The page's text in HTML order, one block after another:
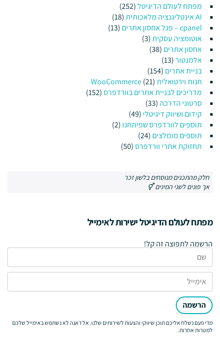
מפתח לעולם הדיגיטל(252)
AI אינטליגנציה מלאכותית
(18)
cpanel – פנל אחסון אתרים
(13)
אוטומציה עסקית(3)
אחסון אתרים(38)
אלמנטור(13)
בניית אתרים(154)
חנות וירטואלית WooCommerce(21)
מדריכים לבניית אתרים בוורדפרס(152)
סרטוני הדרכה(33)
קידום ושיווק דיגיטלי(49)
תוספים לוורדפרס שפיתחנו(2)
תוספים מומלצים(24)
תחזוקת אתרי וורדפרס(50)
חלק מהתכנים מנוסחים בלשון זכר
אך פונים לשני המינים ⚥
מפתח לעולם הדיגיטל ישירות לאימייל
הרשמה לתפוצה זה קל!
הרשמה
מדי פעם נשלח אליכם תוכן שיווקי והצעות לשירותים שלנו. אל דאגה לא נשתמש באימייל שלכם
למטרות אחרות.